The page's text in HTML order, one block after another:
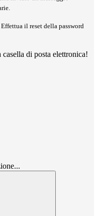
il reset della password
di posta elettronica!